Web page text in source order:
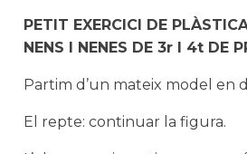
PETIT EXERCICI DE
NENS I NENES DE 3r I 4t DE
Partim d’un mateix model en
El repte: continuar la figura.